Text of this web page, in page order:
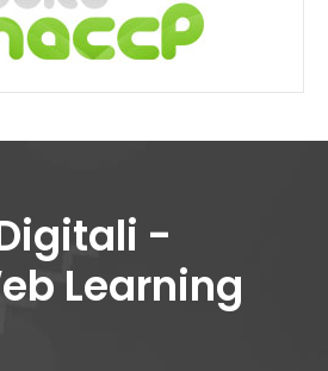
-
Learning